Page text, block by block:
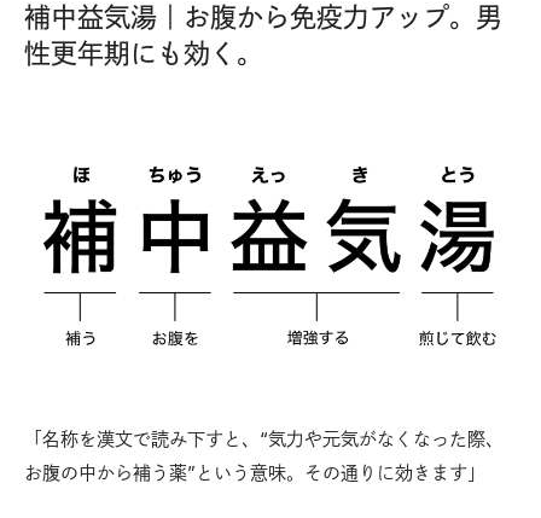
補中益気湯｜お腹から免疫力アップ。男
性更年期にも効く。
「名称を漢文で読み下すと、“気力や元気がなくなった際、
お腹の中から補う薬”という意味。その通りに効きます」